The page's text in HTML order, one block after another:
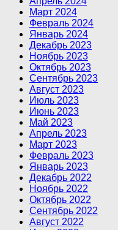
Март 2024
Февраль 2024
Январь 2024
Декабрь 2023
Ноябрь 2023
Октябрь 2023
Сентябрь 2023
Август 2023
Июль 2023
Июнь 2023
Май 2023
Апрель 2023
Март 2023
Февраль 2023
Январь 2023
Декабрь 2022
Ноябрь 2022
Октябрь 2022
Сентябрь 2022
Август 2022